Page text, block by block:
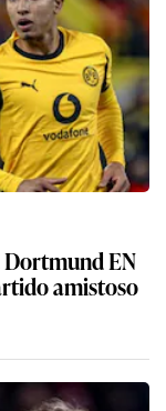
Dortmund EN
amistoso